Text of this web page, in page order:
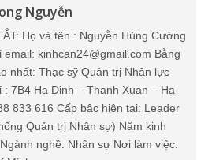
Nguyễn
Họ và tên : Nguyễn Hùng Cường
email: kinhcan24@gmail.com Bằng
nhất: Thạc sỹ Quản trị Nhân lực
: 7B4 Ha Dinh – Thanh Xuan – Ha
833 616 Cấp bậc hiện tại: Leader
Quản trị Nhân sự) Năm kinh
nghề: Nhân sự Nơi làm việc: